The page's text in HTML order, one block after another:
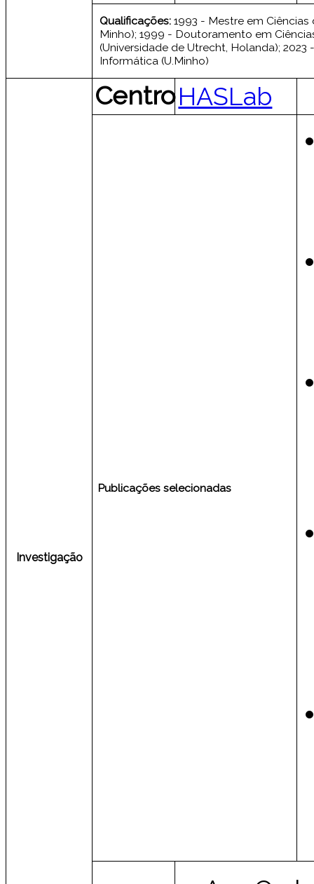
Qualificações:1993 - Mestre em
Minho); 1999 - Doutoramento em
(Universidade de Utrecht, Holanda);
Informática (U.Minho)
Investigação
CentroHASLab
Publicações selecionadas